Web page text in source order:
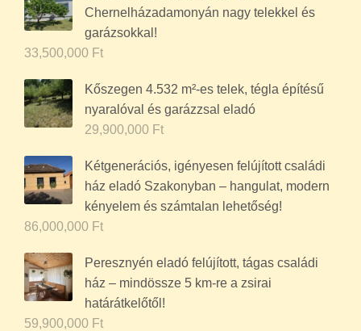
Chernelházadamonyán nagy telekkel és
garázsokkal!
33,500,000 Ft
Kőszegen 4.532 m²-es telek, tégla építésű
nyaralóval és garázzsal eladó
29,900,000 Ft
Kétgenerációs, igényesen felújított családi
ház eladó Szakonyban – hangulat, modern
kényelem és számtalan lehetőség!
86,000,000 Ft
Peresznyén eladó felújított, tágas családi
ház – mindössze 5 km-re a zsirai
határátkelőtől!
59,900,000 Ft